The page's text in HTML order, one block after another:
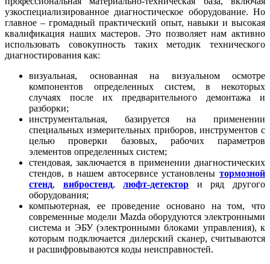
узкоспециализированное диагностическое оборудование. Но
главное – громадный практический опыт, навыки и высокая
квалификация наших мастеров. Это позволяет нам активно
использовать совокупность таких методик технического
диагностирования как:
визуальная, основанная на визуальном осмотре
компонентов определенных систем, в некоторых
случаях после их предварительного демонтажа и
разборки;
инструментальная, базируется на применении
специальных измерительных приборов, инструментов с
целью проверки базовых, рабочих параметров
элементов определенных систем;
стендовая, заключается в применении диагностических
стендов, в нашем автосервисе установлены тормозной
стенд, вибростенд,люфт-детектор и ряд другого
оборудования;
компьютерная, ее проведение основано на том, что
современные модели Mazda оборудуются электронными
система и ЭБУ (электронными блоками управления), к
которым подключается дилерский сканер, считываются
и расшифровываются коды неисправностей.